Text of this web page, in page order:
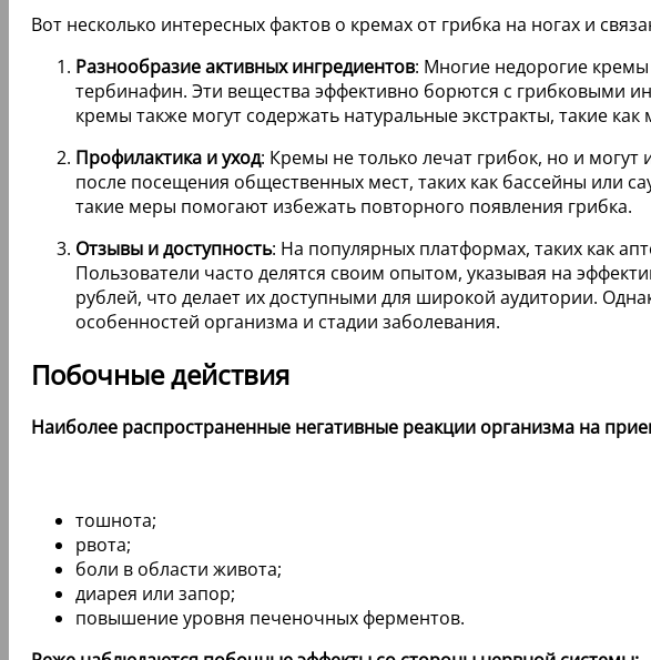
Вот несколько интересных фактов о кремах от грибка на ногах и
Разнообразие активных ингредиентов: Многие недорогие
тербинафин. Эти вещества эффективно борются с грибковыми
кремы также могут содержать натуральные экстракты, такие
Профилактика и уход: Кремы не только лечат грибок, но и могут
после посещения общественных мест, таких как бассейны или
такие меры помогают избежать повторного появления грибка.
Отзывы и доступность: На популярных платформах, таких как
Пользователи часто делятся своим опытом, указывая на
рублей, что делает их доступными для широкой аудитории.
особенностей организма и стадии заболевания.
Побочные действия
Наиболее распространенные негативные реакции организма на
тошнота;
рвота;
боли в области живота;
диарея или запор;
повышение уровня печеночных ферментов.